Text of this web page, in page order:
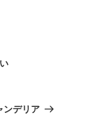
ンデリア